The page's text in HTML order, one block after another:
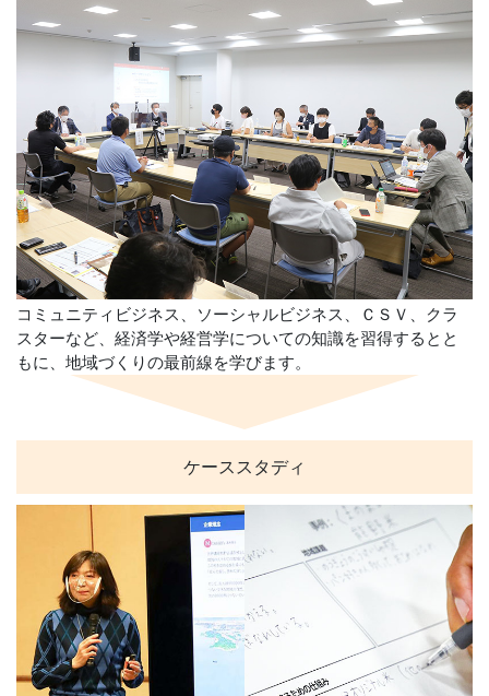
コミュニティビジネス、ソーシャルビジネス、ＣＳＶ、クラ
スターなど、経済学や経営学についての知識を習得するとと
もに、地域づくりの最前線を学びます。
ケーススタディ